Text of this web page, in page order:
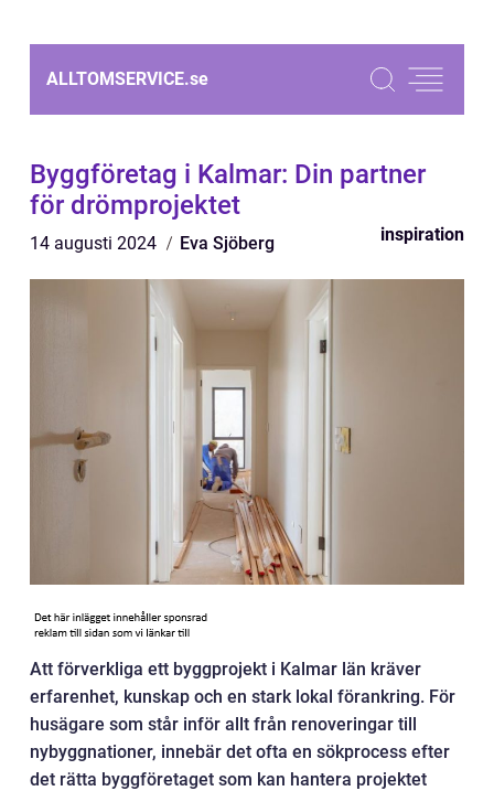
ALLTOMSERVICE.se
Byggföretag i Kalmar: Din partner
för drömprojektet
14 augusti 2024 Eva Sjöberg inspiration
Att förverkliga ett byggprojekt i Kalmar län kräver
erfarenhet, kunskap och en stark lokal förankring. För
husägare som står inför allt från renoveringar till
nybyggnationer, innebär det ofta en sökprocess efter
det rätta byggföretaget som kan hantera projektet